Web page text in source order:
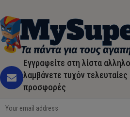
Εγγραφείτε στη λίστα
λαμβάνετε τυχόν
προσφορές